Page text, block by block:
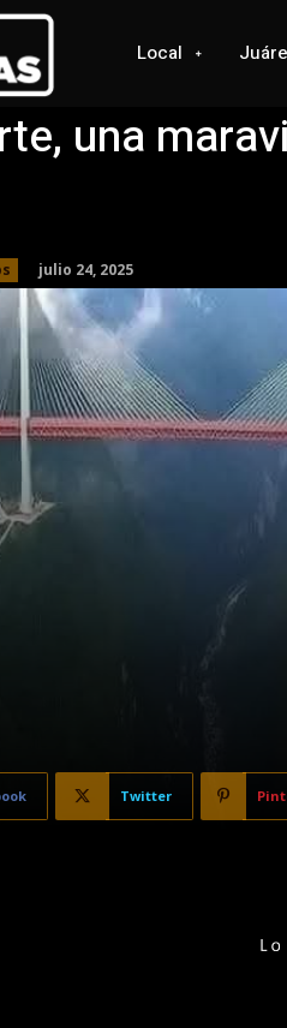
Local
una
julio 24, 2025
Twitter